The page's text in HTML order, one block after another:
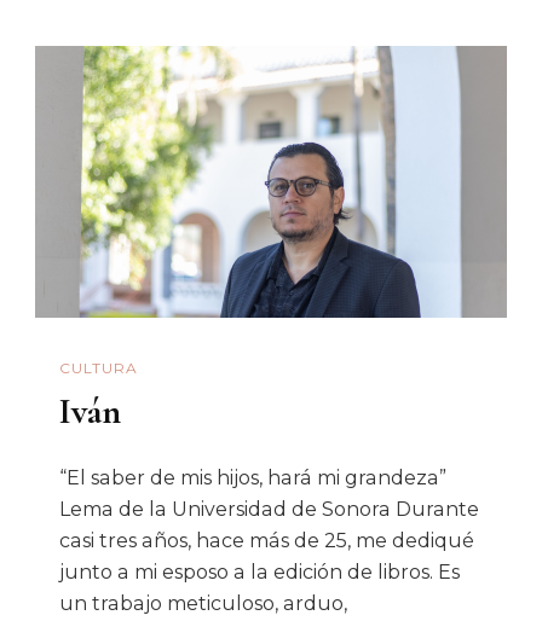
Desierto
CULTURA
Iván
“El saber de mis hijos, hará mi grandeza”
Lema de la Universidad de Sonora Durante
casi tres años, hace más de 25, me dediqué
junto a mi esposo a la edición de libros. Es
un trabajo meticuloso, arduo,